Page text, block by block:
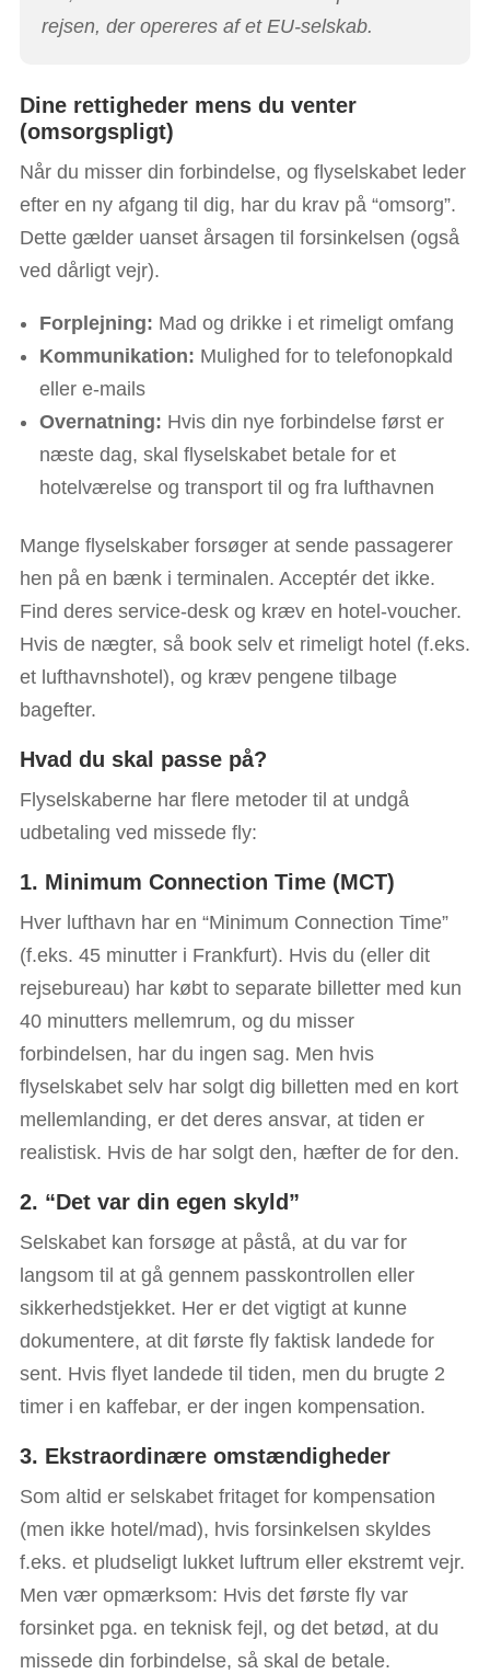
rejsen, der opereres af et EU-selskab.
Dine rettigheder mens du venter
(omsorgspligt)
Når du misser din forbindelse, og flyselskabet leder
efter en ny afgang til dig, har du krav på “omsorg”.
Dette gælder uanset årsagen til forsinkelsen (også
ved dårligt vejr).
Forplejning: Mad og drikke i et rimeligt omfang
Kommunikation: Mulighed for to telefonopkald
eller e-mails
Overnatning: Hvis din nye forbindelse først er
næste dag, skal flyselskabet betale for et
hotelværelse og transport til og fra lufthavnen
Mange flyselskaber forsøger at sende passagerer
hen på en bænk i terminalen. Acceptér det ikke.
Find deres service-desk og kræv en hotel-voucher.
Hvis de nægter, så book selv et rimeligt hotel (f.eks.
et lufthavnshotel), og kræv pengene tilbage
bagefter.
Hvad du skal passe på?
Flyselskaberne har flere metoder til at undgå
udbetaling ved missede fly:
1. Minimum Connection Time (MCT)
Hver lufthavn har en “Minimum Connection Time”
(f.eks. 45 minutter i Frankfurt). Hvis du (eller dit
rejsebureau) har købt to separate billetter med kun
40 minutters mellemrum, og du misser
forbindelsen, har du ingen sag. Men hvis
flyselskabet selv har solgt dig billetten med en kort
mellemlanding, er det deres ansvar, at tiden er
realistisk. Hvis de har solgt den, hæfter de for den.
2. “Det var din egen skyld”
Selskabet kan forsøge at påstå, at du var for
langsom til at gå gennem passkontrollen eller
sikkerhedstjekket. Her er det vigtigt at kunne
dokumentere, at dit første fly faktisk landede for
sent. Hvis flyet landede til tiden, men du brugte 2
timer i en kaffebar, er der ingen kompensation.
3. Ekstraordinære omstændigheder
Som altid er selskabet fritaget for kompensation
(men ikke hotel/mad), hvis forsinkelsen skyldes
f.eks. et pludseligt lukket luftrum eller ekstremt vejr.
Men vær opmærksom: Hvis det første fly var
forsinket pga. en teknisk fejl, og det betød, at du
missede din forbindelse, så skal de betale.